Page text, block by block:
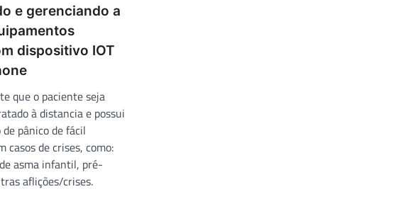
e gerenciando a
dispositivo IOT
que o paciente seja
à distancia e possui
pânico de fácil
casos de crises, como:
asma infantil, pré-
aflições/crises.